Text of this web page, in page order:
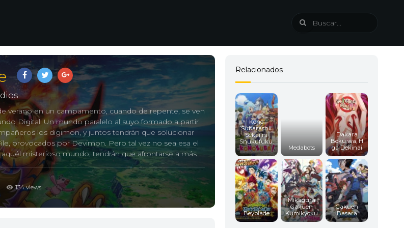
verano en un campamento, cuando de repente, se ven
Digital. Un mundo paralelo al suyo formado a partir
los digimon, y juntos tendrán que solucionar
provocados por Devimon. Pero tal vez no sea esa el
misterioso mundo, tendrán que afrontarse a más
su mundo original.
Monsters
134 views
Relacionados
Kono
Subarashii
Sekai ni
Shukufuku.
..
Medabots
Dakara
Boku wa, H
ga Dekinai
Beyblade
Mikagura
Gakuen
Kumikyoku
Gakuen
Basara